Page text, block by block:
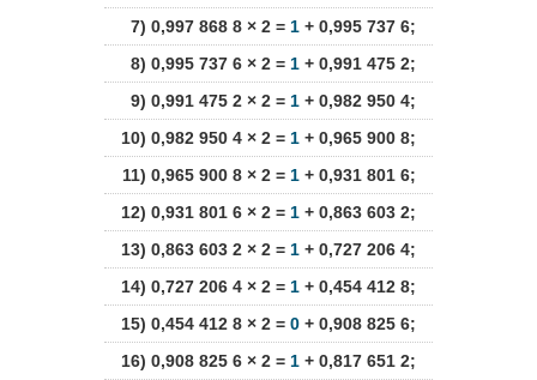
7) 0,997 868 8 × 2 = 1 + 0,995 737 6;
8) 0,995 737 6 × 2 = 1 + 0,991 475 2;
9) 0,991 475 2 × 2 = 1 + 0,982 950 4;
10) 0,982 950 4 × 2 = 1 + 0,965 900 8;
11) 0,965 900 8 × 2 = 1 + 0,931 801 6;
12) 0,931 801 6 × 2 = 1 + 0,863 603 2;
13) 0,863 603 2 × 2 = 1 + 0,727 206 4;
14) 0,727 206 4 × 2 = 1 + 0,454 412 8;
15) 0,454 412 8 × 2 = 0 + 0,908 825 6;
16) 0,908 825 6 × 2 = 1 + 0,817 651 2;